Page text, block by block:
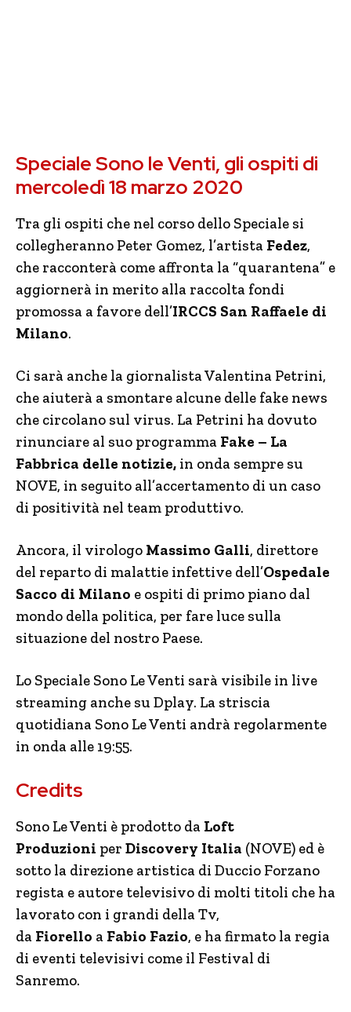
Speciale Sono le Venti, gli ospiti di
mercoledì 18 marzo 2020
Tra gli ospiti che nel corso dello Speciale si
collegheranno Peter Gomez, l’artista Fedez,
che racconterà come affronta la “quarantena” e
aggiornerà in merito alla raccolta fondi
promossa a favore dell’IRCCS San Raffaele di
Milano.
Ci sarà anche la giornalista Valentina Petrini,
che aiuterà a smontare alcune delle fake news
che circolano sul virus. La Petrini ha dovuto
rinunciare al suo programma Fake – La
Fabbrica delle notizie, in onda sempre su
NOVE, in seguito all’accertamento di un caso
di positività nel team produttivo.
Ancora, il virologo Massimo Galli, direttore
del reparto di malattie infettive dell’Ospedale
Sacco di Milano e ospiti di primo piano dal
mondo della politica, per fare luce sulla
situazione del nostro Paese.
Lo Speciale Sono Le Venti sarà visibile in live
streaming anche su Dplay. La striscia
quotidiana Sono Le Venti andrà regolarmente
in onda alle 19:55.
Credits
Sono Le Venti è prodotto da Loft
Produzioni per Discovery Italia (NOVE) ed è
sotto la direzione artistica di Duccio Forzano
regista e autore televisivo di molti titoli che ha
lavorato con i grandi della Tv,
da Fiorello a Fabio Fazio, e ha firmato la regia
di eventi televisivi come il Festival di
Sanremo.